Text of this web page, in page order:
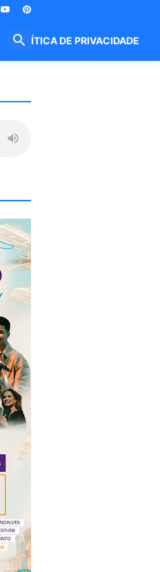
POLÍTICA DE PRIVACIDADE